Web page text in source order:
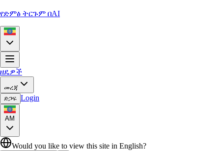
የድምፅ ትርጉም በAI
ዘዴዎች
መረጃ
ድጋፍ Login
AM
Would you like to view this site in English?